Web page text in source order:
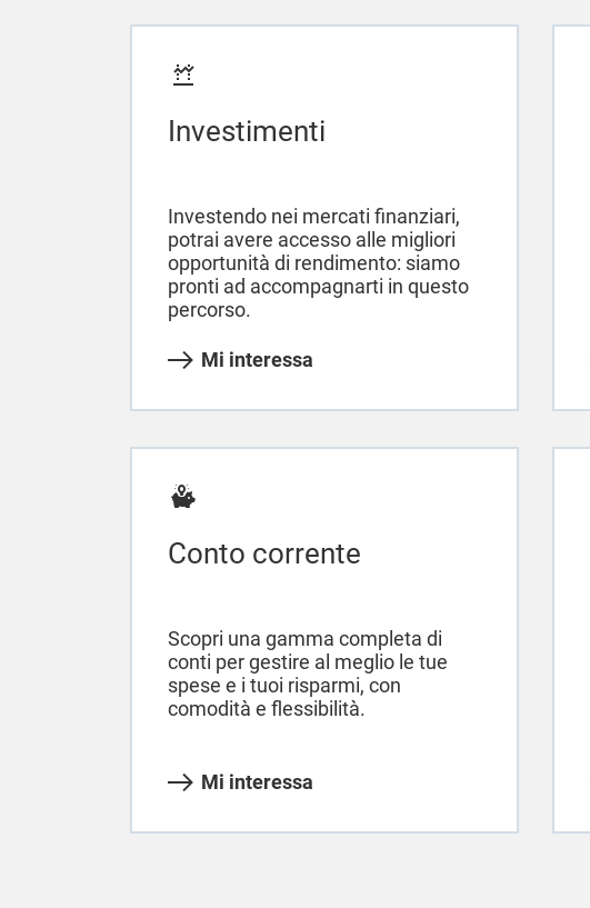
Investimenti
Investendo nei mercati finanziari,
potrai avere accesso alle migliori
opportunità di rendimento: siamo
pronti ad accompagnarti in questo
percorso.
Mi interessa
Conto corrente
Scopri una gamma completa di
conti per gestire al meglio le tue
spese e i tuoi risparmi, con
comodità e flessibilità.
Mi interessa